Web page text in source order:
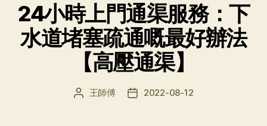
24小時上門通渠服務：下
水道堵塞疏通嘅最好辦法
【高壓通渠】
文 王師傅
发 2022-08-12